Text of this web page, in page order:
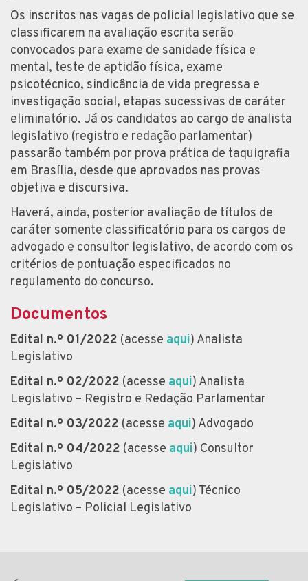
Os inscritos nas vagas de policial legislativo que se
classificarem na avaliação escrita serão
convocados para exame de sanidade física e
mental, teste de aptidão física, exame
psicotécnico, sindicância de vida pregressa e
investigação social, etapas sucessivas de caráter
eliminatório. Já os candidatos ao cargo de analista
legislativo (registro e redação parlamentar)
passarão também por prova prática de taquigrafia
em Brasília, desde que aprovados nas provas
objetiva e discursiva.
Haverá, ainda, posterior avaliação de títulos de
caráter somente classificatório para os cargos de
advogado e consultor legislativo, de acordo com os
critérios de pontuação especificados no
regulamento do concurso.
Documentos
Edital n.º 01/2022 (acesse aqui) Analista
Legislativo
Edital n.º 02/2022 (acesse aqui) Analista
Legislativo – Registro e Redação Parlamentar
Edital n.º 03/2022 (acesse aqui) Advogado
Edital n.º 04/2022 (acesse aqui) Consultor
Legislativo
Edital n.º 05/2022 (acesse aqui) Técnico
Legislativo – Policial Legislativo